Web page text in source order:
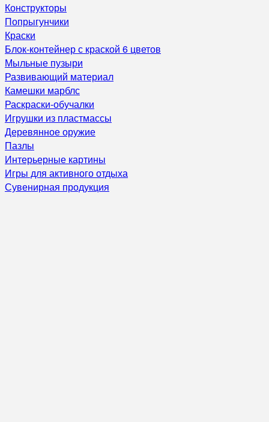
Конструкторы
Попрыгунчики
Краски
Блок-контейнер с краской 6 цветов
Мыльные пузыри
Развивающий материал
Камешки марблс
Раскраски-обучалки
Игрушки из пластмассы
Деревянное оружие
Пазлы
Интерьерные картины
Игры для активного отдыха
Сувенирная продукция